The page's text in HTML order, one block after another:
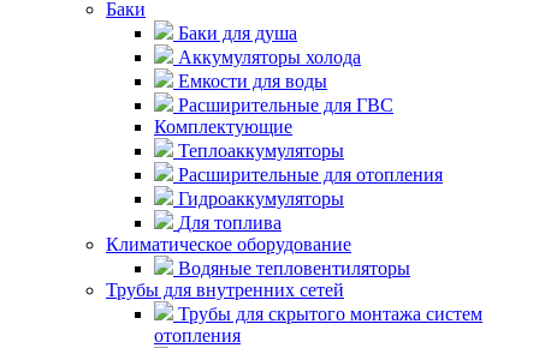
Баки
Баки для душа
Аккумуляторы холода
Емкости для воды
Расширительные для ГВС
Комплектующие
Теплоаккумуляторы
Расширительные для отопления
Гидроаккумуляторы
Для топлива
Климатическое оборудование
Водяные тепловентиляторы
Трубы для внутренних сетей
Трубы для скрытого монтажа систем
отопления